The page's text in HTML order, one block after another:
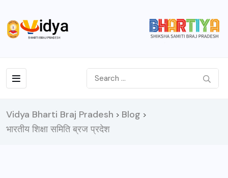
Vidya Bharti Braj Pradesh > Blog >
भारतीय शिक्षा समिति ब्रज प्रदेश